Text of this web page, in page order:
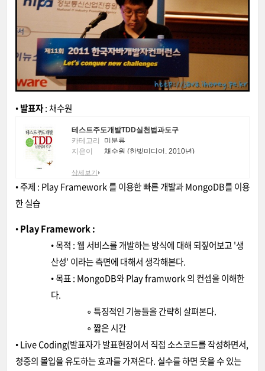
•발표자: 채수원
테스트주도개발TDD실천법과도구
카테고리
미분류
지은이
채수원 (한빛미디어, 2010년)
상세보기
• 주제 : Play Framework 를 이용한 빠른 개발과 MongoDB를 이용
한 실습
•Play Framework :
• 목적 : 웹 서비스를 개발하는 방식에 대해 되짚어보고 '생
산성' 이라는 측면에 대해서 생각해본다.
• 목표 : MongoDB와 Play framwork 의 컨셉을 이해한
다.
∘ 특징적인 기능들을 간략히 살펴본다.
∘ 짧은 시간
• Live Coding(발표자가 발표현장에서 직접 소스코드를 작성하면서,
청중의 몰입을 유도하는 효과를 가져온다. 실수를 하면 웃을 수 있는